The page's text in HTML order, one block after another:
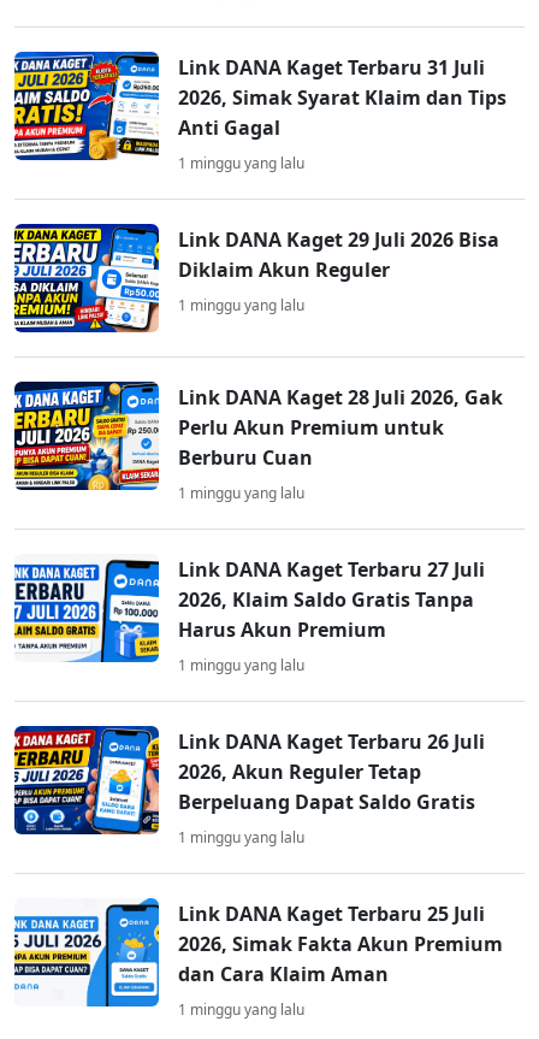
Link DANA Kaget Terbaru 31 Juli
2026, Simak Syarat Klaim dan Tips
Anti Gagal
1 minggu yang lalu
Link DANA Kaget 29 Juli 2026 Bisa
Diklaim Akun Reguler
1 minggu yang lalu
Link DANA Kaget 28 Juli 2026, Gak
Perlu Akun Premium untuk
Berburu Cuan
1 minggu yang lalu
Link DANA Kaget Terbaru 27 Juli
2026, Klaim Saldo Gratis Tanpa
Harus Akun Premium
1 minggu yang lalu
Link DANA Kaget Terbaru 26 Juli
2026, Akun Reguler Tetap
Berpeluang Dapat Saldo Gratis
1 minggu yang lalu
Link DANA Kaget Terbaru 25 Juli
2026, Simak Fakta Akun Premium
dan Cara Klaim Aman
1 minggu yang lalu